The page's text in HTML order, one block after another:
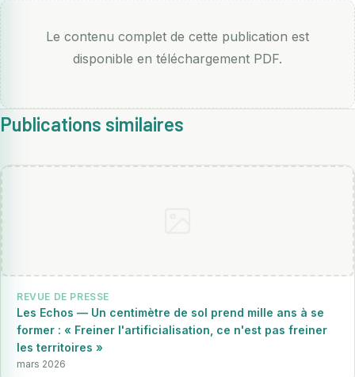
Le contenu complet de cette publication est
disponible en téléchargement PDF.
Publications similaires
REVUE DE PRESSE
Les Echos — Un centimètre de sol prend mille ans à se
former : « Freiner l'artificialisation, ce n'est pas freiner
les territoires »
mars 2026